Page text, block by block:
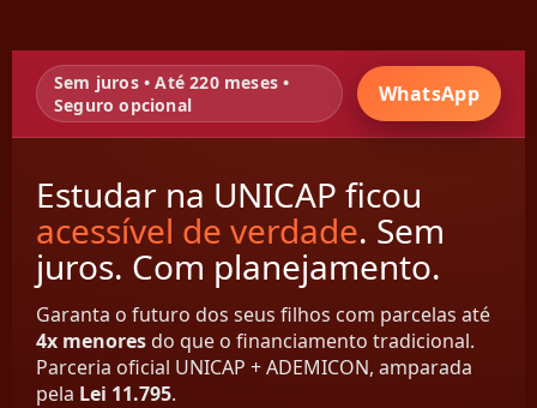
Sem juros • Até 220 meses •
Seguro opcional
WhatsApp
Estudar na UNICAP ficou
acessível de verdade. Sem
juros. Com planejamento.
Garanta o futuro dos seus filhos com parcelas até
4x menoresdo que o financiamento tradicional.
Parceria oficial UNICAP + ADEMICON, amparada
pela Lei 11.795.